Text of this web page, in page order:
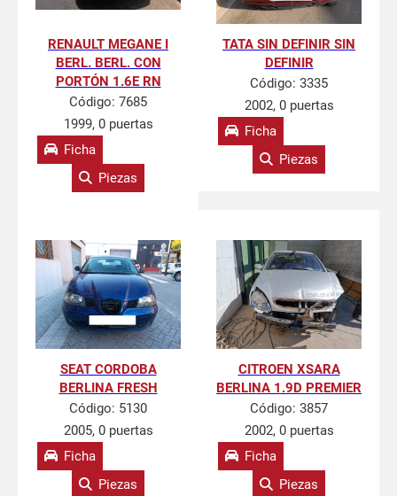
RENAULT MEGANE I
BERL. BERL. CON
PORTÓN 1.6E RN
Código: 7685
1999, 0 puertas
Ficha
Piezas
TATA SIN DEFINIR SIN
DEFINIR
Código: 3335
2002, 0 puertas
Ficha
Piezas
SEAT CORDOBA
BERLINA FRESH
Código: 5130
2005, 0 puertas
Ficha
Piezas
CITROEN XSARA
BERLINA 1.9D PREMIER
Código: 3857
2002, 0 puertas
Ficha
Piezas